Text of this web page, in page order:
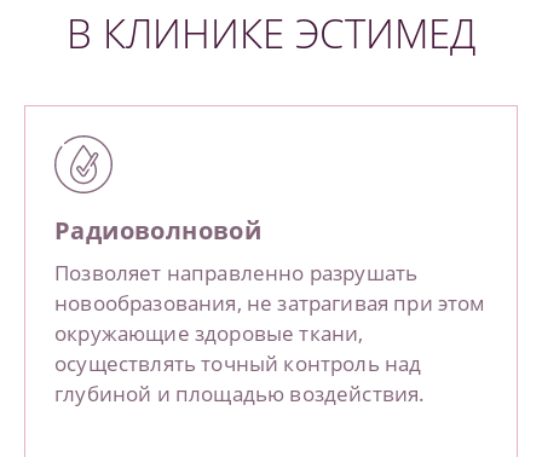
В КЛИНИКЕ ЭСТИМЕД
Радиоволновой
Позволяет направленно разрушать
новообразования, не затрагивая при этом
окружающие здоровые ткани,
осуществлять точный контроль над
глубиной и площадью воздействия.